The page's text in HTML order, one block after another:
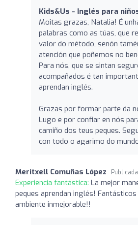
Kids&Us - Inglés para
Moitas grazas, Natalia! É
palabras como as túas, que
valor do método, senón
atención que poñemos no
Para nós, que se sintan
acompañados é tan
aprendan inglés.
Grazas por formar parte da
Lugo e por confiar en nós
camiño dos teus peques.
con todo o agarimo do
Meritxell Comuñas López
Experiencia fantástica: La mejor
peques aprendan inglés!
ambiente inmejorable!!